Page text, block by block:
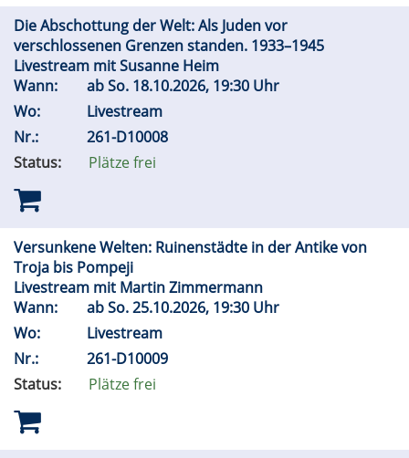
Die Abschottung der Welt: Als Juden vor
verschlossenen Grenzen standen. 1933–1945
Livestream mit Susanne Heim
Wann:
abSo. 18.10.2026, 19:30 Uhr
Wo:
Livestream
Nr.:
261-D10008
Status:
Plätze frei
Versunkene Welten: Ruinenstädte in der Antike von
Troja bis Pompeji
Livestream mit Martin Zimmermann
Wann:
abSo.25.10.2026, 19:30 Uhr
Wo:
Livestream
Nr.:
261-D10009
Status:
Plätze frei